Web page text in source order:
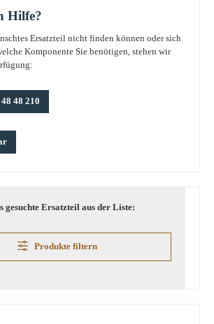
Hilfe?
Ersatzteil nicht finden können oder sich
Komponente Sie benötigen, stehen wir
48 210
gesuchte Ersatzteil aus der Liste:
Produkte filtern